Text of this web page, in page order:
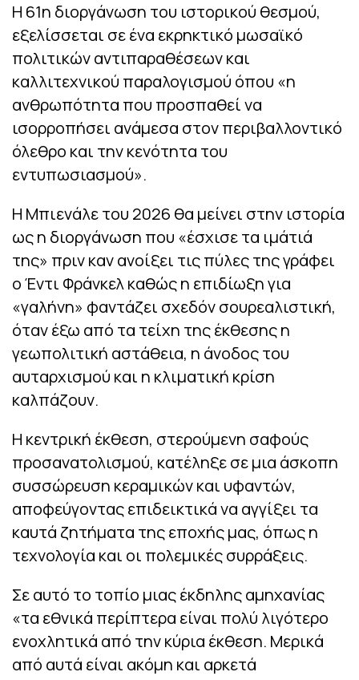
Η 61η διοργάνωση του ιστορικού θεσμού,
εξελίσσεται σε ένα εκρηκτικό μωσαϊκό
πολιτικών αντιπαραθέσεων και
καλλιτεχνικού παραλογισμού όπου «η
ανθρωπότητα που προσπαθεί να
ισορροπήσει ανάμεσα στον περιβαλλοντικό
όλεθρο και την κενότητα του
εντυπωσιασμού».
Η Μπιενάλε του 2026 θα μείνει στην ιστορία
ως η διοργάνωση που «έσχισε τα ιμάτιά
της» πριν καν ανοίξει τις πύλες της γράφει
ο Έντι Φράνκελ καθώς η επιδίωξη για
«γαλήνη» φαντάζει σχεδόν σουρεαλιστική,
όταν έξω από τα τείχη της έκθεσης η
γεωπολιτική αστάθεια, η άνοδος του
αυταρχισμού και η κλιματική κρίση
καλπάζουν.
Η κεντρική έκθεση, στερούμενη σαφούς
προσανατολισμού, κατέληξε σε μια άσκοπη
συσσώρευση κεραμικών και υφαντών,
αποφεύγοντας επιδεικτικά να αγγίξει τα
καυτά ζητήματα της εποχής μας, όπως η
τεχνολογία και οι πολεμικές συρράξεις.
Σε αυτό το τοπίο μιας έκδηλης αμηχανίας
«τα εθνικά περίπτερα είναι πολύ λιγότερο
ενοχλητικά από την κύρια έκθεση. Μερικά
από αυτά είναι ακόμη και αρκετά